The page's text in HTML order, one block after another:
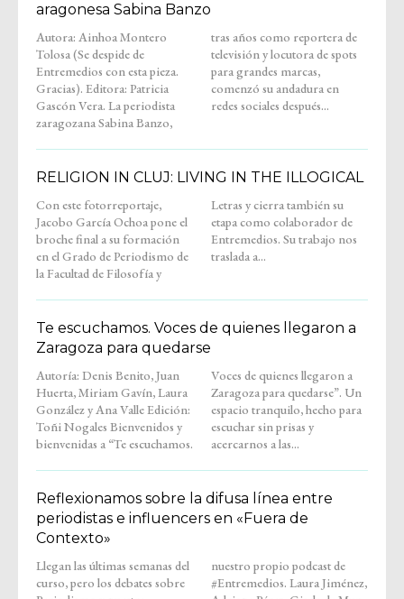
aragonesa Sabina Banzo
Autora: Ainhoa Montero
Tolosa (Se despide de
Entremedios con esta pieza.
Gracias). Editora: Patricia
Gascón Vera. La periodista
zaragozana Sabina Banzo,
tras años como reportera de
televisión y locutora de spots
para grandes marcas,
comenzó su andadura en
redes sociales después...
RELIGION IN CLUJ: LIVING IN THE ILLOGICAL
Con este fotorreportaje,
Jacobo García Ochoa pone el
broche final a su formación
en el Grado de Periodismo de
la Facultad de Filosofía y
Letras y cierra también su
etapa como colaborador de
Entremedios. Su trabajo nos
traslada a...
Te escuchamos. Voces de quienes llegaron a
Zaragoza para quedarse
Autoría: Denis Benito, Juan
Huerta, Miriam Gavín, Laura
González y Ana Valle Edición:
Toñi Nogales Bienvenidos y
bienvenidas a “Te escuchamos.
Voces de quienes llegaron a
Zaragoza para quedarse”. Un
espacio tranquilo, hecho para
escuchar sin prisas y
acercarnos a las...
Reflexionamos sobre la difusa línea entre
periodistas e influencers en «Fuera de
Contexto»
Llegan las últimas semanas del
curso, pero los debates sobre
nuestro propio podcast de
#Entremedios. Laura Jiménez,